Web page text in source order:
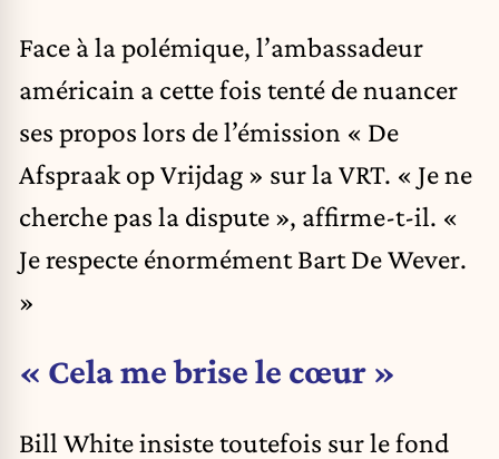
Face à la polémique, l’ambassadeur
américain a cette fois tenté de nuancer
ses propos lors de l’émission « De
Afspraak op Vrijdag » sur la VRT. « Je ne
cherche pas la dispute », affirme-t-il. «
Je respecte énormément Bart De Wever.
»
« Cela me brise le cœur »
Bill White insiste toutefois sur le fond